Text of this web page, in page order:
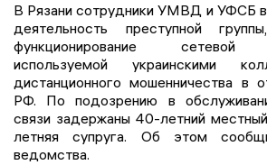
В Рязани сотрудники УМВД и УФСБ
деятельность преступной
функционирование сетевой
используемой украинскими
дистанционного мошенничества в
РФ. По подозрению в
связи задержаны 40-летний
летняя супруга. Об этом
ведомства.